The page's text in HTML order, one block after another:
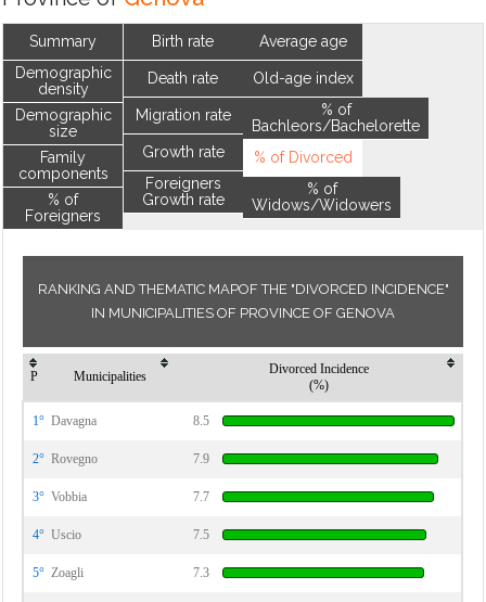
Summary
Demographic
density
Demographic
size
Family
components
% of
Foreigners
Birth rate
Death rate
Migration rate
Growth rate
Foreigners
Growth rate
Average age
Old-age index
% of
Bachleors/Bachelorette
% of Divorced
% of
Widows/Widowers
RANKING AND THEMATIC MAPOF THE "DIVORCED INCIDENCE"
IN MUNICIPALITIES OF PROVINCE OF GENOVA
P Municipalities
Divorced Incidence
(%)
1° Davagna 8.5
2° Rovegno 7.9
3° Vobbia 7.7
4° Uscio 7.5
5° Zoagli 7.3